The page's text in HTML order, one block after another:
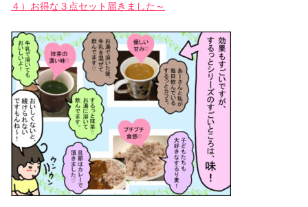
４）お得な３点セット届きました～